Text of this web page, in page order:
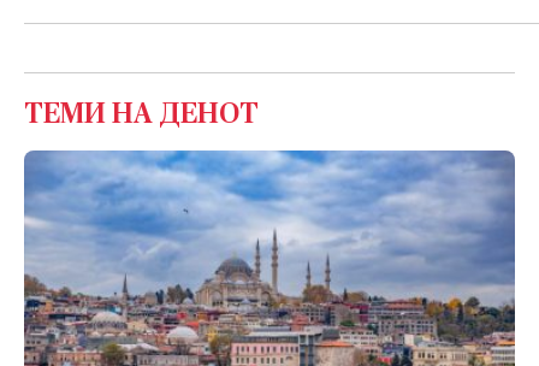
ТЕМИ НА ДЕНОТ